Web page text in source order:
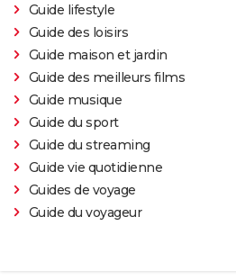
Guide lifestyle
Guide des loisirs
Guide maison et jardin
Guide des meilleurs films
Guide musique
Guide du sport
Guide du streaming
Guide vie quotidienne
Guides de voyage
Guide du voyageur